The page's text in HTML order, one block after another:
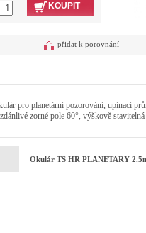
KOUPIT
přidat k porovnání
pro planetární pozorování, upínací
zorné pole 60°, výškově stavitelná
Okulár TS HR PLANETARY